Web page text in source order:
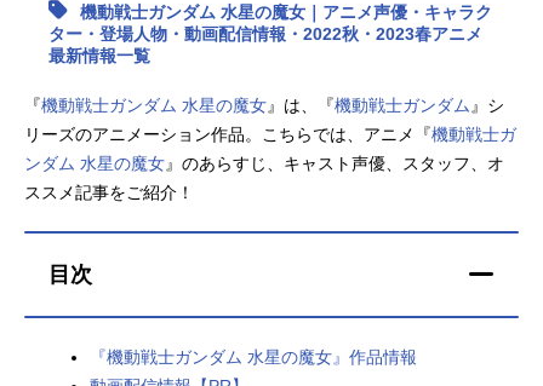
最新記事一覧
アニメ映画一覧 実写化映画一覧
今期アニメ曜日別一覧
春アニメ 夏アニメ
秋アニメ
機動戦士ガンダム 水星の魔女｜アニメ声優・キャラク
ター・登場人物・動画配信情報・2022秋・2023春アニメ
最新情報一覧
『機動戦士ガンダム 水星の魔女』は、『機動戦士ガンダム 』シ
リーズのアニメーション作品。こちらでは、アニメ『機動戦士ガ
ンダム 水星の魔女』のあらすじ、キャスト声優、スタッフ、オ
ススメ記事をご紹介！
目次
『機動戦士ガンダム 水星の魔女』作品情報